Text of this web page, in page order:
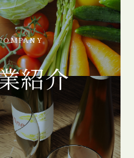
紹介